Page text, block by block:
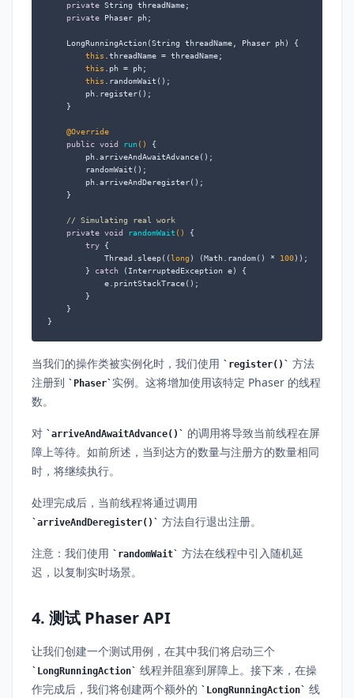
private String threadName;
private Phaser ph;
    LongRunningAction(String threadName, Phaser ph) {
this .threadName = threadName;
this .ph = ph;
this .randomWait();
        ph.register();
    }
@Override
public void run ()
{
        ph.arriveAndAwaitAdvance();
        randomWait();
        ph.arriveAndDeregister();
    }
// Simulating real work
private void randomWait ()
{
try {
            Thread.sleep((
long ) (Math.random() * 100));
        }
catch (InterruptedException e) {
            e.printStackTrace();
        }
    }
}
当我们的操作类被实例化时，我们使用 register()
方法
注册到
Phaser 实例。这将增加使用该特定 Phaser 的线程
数。
对 arriveAndAwaitAdvance()
的调用将导致当前线程在屏
障上等待。如前所述，当到达方的数量与注册方的数量相同
时，将继续执行。
处理完成后，当前线程将通过调用
arriveAndDeregister() 方法自行退出注册。
注意：我们使用 randomWait
方法在线程中引入随机延
迟，以复制实时场景。
4. 测试 Phaser API
让我们创建一个测试用例，在其中我们将启动三个
LongRunningAction
线程并阻塞到屏障上。接下来，在操
作完成后，我们将创建两个额外的
LongRunningAction 线